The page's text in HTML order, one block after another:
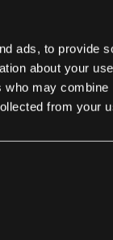
ads, to provide
about your
may
from your
din ved å